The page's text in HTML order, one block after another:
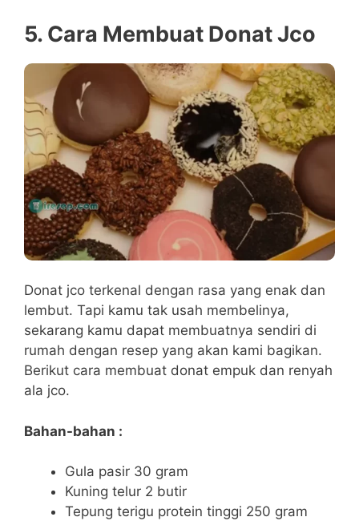
5. Cara Membuat Donat Jco
Donat jco terkenal dengan rasa yang enak dan
lembut. Tapi kamu tak usah membelinya,
sekarang kamu dapat membuatnya sendiri di
rumah dengan resep yang akan kami bagikan.
Berikut cara membuat donat empuk dan renyah
ala jco.
Bahan-bahan :
Gula pasir 30 gram
Kuning telur 2 butir
Tepung terigu protein tinggi 250 gram